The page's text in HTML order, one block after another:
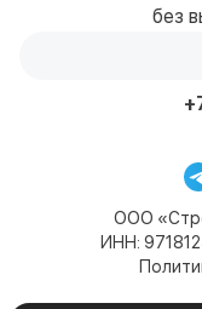
без
ООО
ИНН: